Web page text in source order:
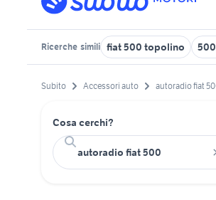
Ricerche simili fiat 500 topolino
Subito Accessori auto autoradio fiat
Cosa cerchi?